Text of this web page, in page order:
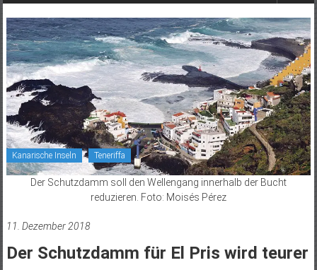
der
Kanarischen
Inseln
Kanarische Inseln Teneriffa
Der Schutzdamm soll den Wellengang innerhalb der Bucht
reduzieren. Foto: Moisés Pérez
11. Dezember 2018
Der Schutzdamm für El Pris wird teurer